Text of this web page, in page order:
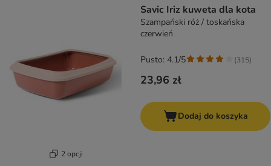
2 opcji
Savic Iriz kuweta dla kota
Szampański róż / toskańska
czerwień
23,96 zł
Pusto: 4.1/5 (315)
Dodaj do koszyka